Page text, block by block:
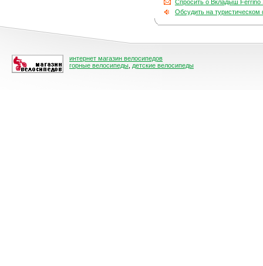
Спросить о Вкладыш Ferrino
Обсудить на
интернет магазин велосипедов
горные велосипеды детские велосипеды